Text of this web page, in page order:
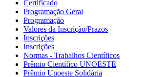
Certificado
Programação Geral
Programação
Valores da Inscrição/Prazos
Inscrições
Inscrições
Normas - Trabalhos Científicos
Prêmio Científico UNOESTE
Prêmio Unoeste Solidária